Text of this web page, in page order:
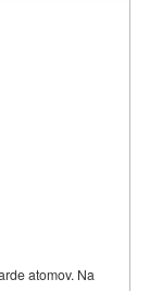
atomov. Na